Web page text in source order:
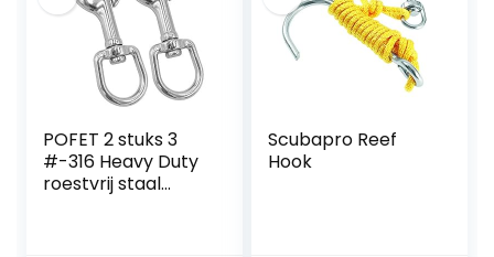
POFET 2 stuks 3
#-316 Heavy Duty
roestvrij staal
Scubapro Reef
Hook